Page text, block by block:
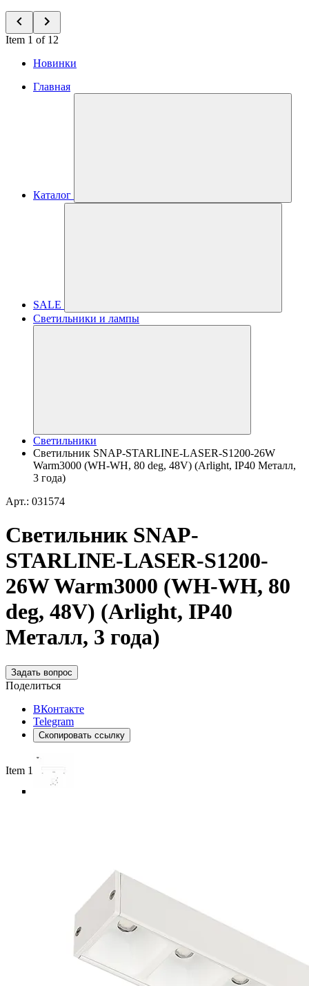
Item 1 of 12
Новинки
Главная
Каталог
SALE
Светильники и лампы
Светильники
Светильник SNAP-STARLINE-LASER-S1200-26W
Warm3000 (WH-WH, 80 deg, 48V) (Arlight, IP40 Металл,
3 года)
Арт.: 031574
Светильник SNAP-
STARLINE-LASER-S1200-
26W Warm3000 (WH-WH, 80
deg, 48V) (Arlight, IP40
Металл, 3 года)
Задать вопрос
Поделиться
ВКонтакте
Telegram
Скопировать ссылку
Item 1 of 6